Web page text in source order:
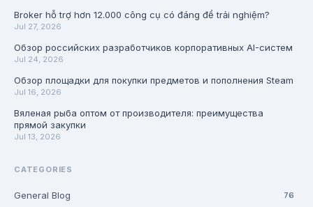
Broker hỗ trợ hơn 12.000 công cụ có đáng để trải nghiệm?
Jul 27, 2026
Обзор российских разработчиков корпоративных AI-систем
Jul 24, 2026
Обзор площадки для покупки предметов и пополнения Steam
Jul 16, 2026
Вяленая рыба оптом от производителя: преимущества
прямой закупки
Jul 13, 2026
CATEGORIES
General Blog 76